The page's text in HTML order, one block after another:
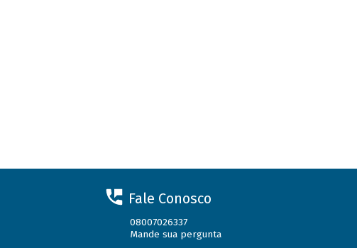
Fale Conosco
08007026337
Mande sua pergunta